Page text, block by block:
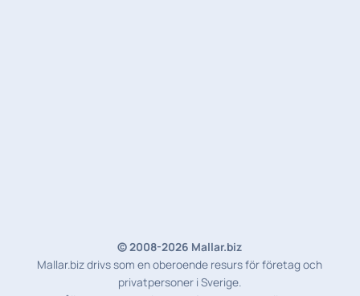
© 2008-2026 Mallar.biz
Mallar.biz drivs som en oberoende resurs för företag och
privatpersoner i Sverige.